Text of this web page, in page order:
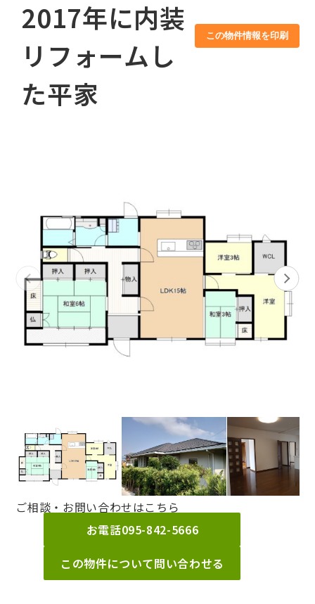
2017年に内装
リフォームし
た平家
この物件情報を印刷
ご相談・お問い合わせはこちら
お電話095-842-5666
この物件について問い合わせる